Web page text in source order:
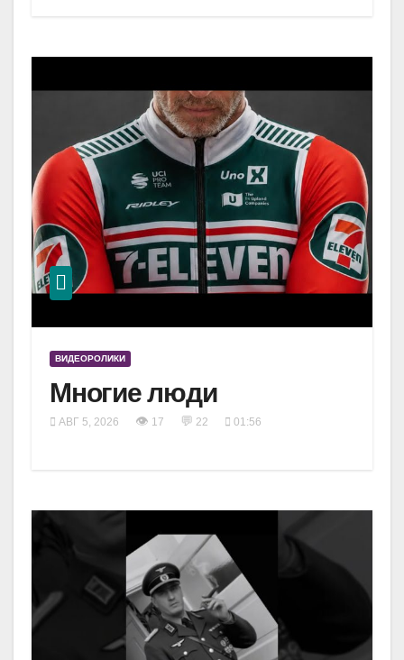
ВИДЕОРОЛИКИ
Многие люди
АВГ 5, 2026 👁 17 💬 22 01:56